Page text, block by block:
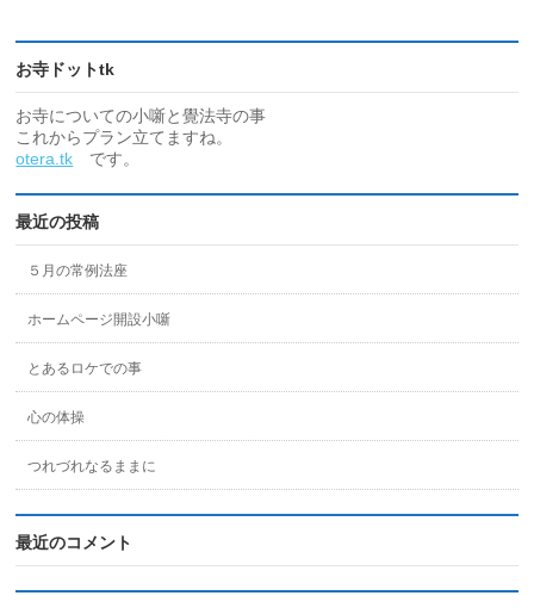
お寺ドットtk
お寺についての小噺と覺法寺の事
これからプラン立てますね。
otera.tk です。
最近の投稿
５月の常例法座
ホームページ開設小噺
とあるロケでの事
心の体操
つれづれなるままに
最近のコメント